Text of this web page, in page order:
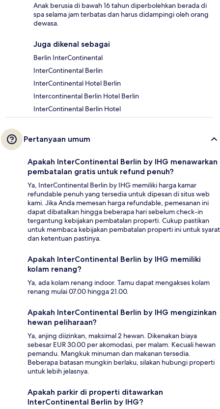
Anak berusia di bawah 16 tahun diperbolehkan berada di
spa selama jam terbatas dan harus didampingi oleh orang
dewasa.
Juga dikenal sebagai
Berlin InterContinental
InterContinental Berlin
InterContinental Hotel Berlin
Intercontinental Berlin Hotel Berlin
InterContinental Berlin Hotel
Pertanyaan umum
Apakah InterContinental Berlin by IHG menawarkan
pembatalan gratis untuk refund penuh?
Ya, InterContinental Berlin by IHG memiliki harga kamar
refundable penuh yang tersedia untuk dipesan di situs web
kami. Jika Anda memesan harga refundable, pemesanan ini
dapat dibatalkan hingga beberapa hari sebelum check-in
tergantung kebijakan pembatalan properti. Cukup pastikan
untuk membaca kebijakan pembatalan properti ini untuk syarat
dan ketentuan pastinya.
Apakah InterContinental Berlin by IHG memiliki
kolam renang?
Ya, ada kolam renang indoor. Tamu dapat mengakses kolam
renang mulai 07.00 hingga 21.00.
Apakah InterContinental Berlin by IHG mengizinkan
hewan peliharaan?
Ya, anjing diizinkan, maksimal 2 hewan. Dikenakan biaya
sebesar EUR 30.00 per akomodasi, per malam. Kecuali hewan
pemandu. Mangkuk minuman dan makanan tersedia.
Beberapa batasan mungkin berlaku, silakan hubungi properti
untuk lebih jelasnya.
Apakah parkir di properti ditawarkan
InterContinental Berlin by IHG?